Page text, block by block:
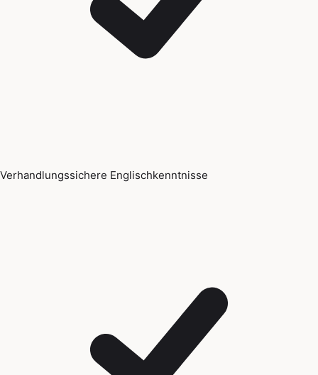
Verhandlungssichere Englischkenntnisse